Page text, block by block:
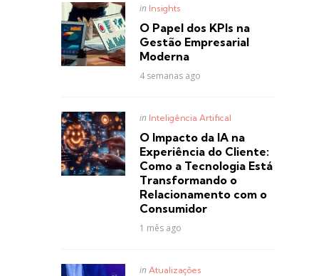
Posted
in Insights
O Papel dos KPIs na
Gestão Empresarial
Moderna
4 semanas ago
Posted
in Inteligência Artifical
O Impacto da IA na
Experiência do Cliente:
Como a Tecnologia Está
Transformando o
Relacionamento com o
Consumidor
1 mês ago
Posted
in Atualizações